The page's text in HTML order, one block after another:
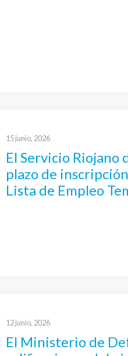
15 junio, 2026
El Servicio Riojano
plazo de
Lista de Empleo
12 junio, 2026
El Ministerio de